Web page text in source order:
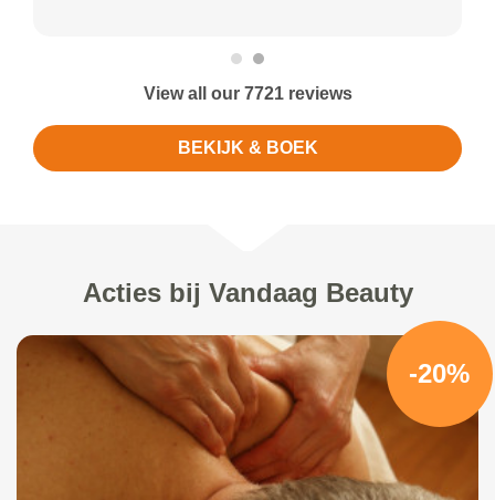
View all our 7721 reviews
BEKIJK & BOEK
Acties bij Vandaag Beauty
-20%